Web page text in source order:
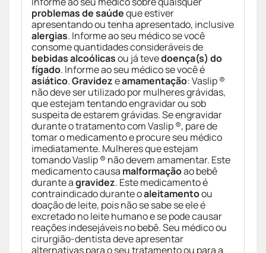
problemas de saúdeque estiver
apresentando ou tenha apresentado, inclusive
alergias. Informe ao seu médico se você
consome quantidades consideráveis de
bebidas alcoólicasou já tevedoença(s) do
fígado. Informe ao seu médico se você é
asiático.Gravidezeamamentação: Vaslip ®
não deve ser utilizado por mulheres grávidas,
que estejam tentando engravidar ou sob
suspeita de estarem grávidas. Se engravidar
durante o tratamento com Vaslip ®, pare de
tomar o medicamento e procure seu médico
imediatamente. Mulheres que estejam
tomando Vaslip ® não devem amamentar. Este
medicamento causa malformaçãoao bebê
durante agravidez. Este medicamento é
contraindicado durante oaleitamentoou
doação de leite, pois não se sabe se ele é
excretado no leite humano e se pode causar
reações indesejáveis no bebê. Seu médico ou
cirurgião-dentista deve apresentar
alternativas para o seu tratamento ou para a